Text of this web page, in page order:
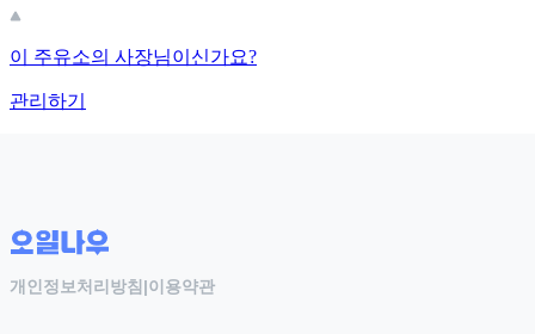
이 주유소의 사장님이신가요?
관리하기
개인정보처리방침 |이용약관